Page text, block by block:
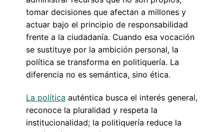
tomar decisiones que afectan a millones y
actuar bajo el principio de responsabilidad
frente a la ciudadanía. Cuando esa vocación
se sustituye por la ambición personal, la
política se transforma en politiquería. La
diferencia no es semántica, sino ética.
La política auténtica busca el interés general,
reconoce la pluralidad y respeta la
institucionalidad; la politiquería reduce la